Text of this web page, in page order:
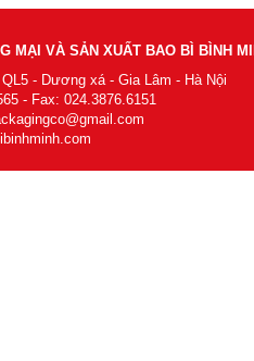
MẠI VÀ SẢN XUẤT BAO BÌ BÌNH
- Dương xá - Gia Lâm - Hà Nội
- Fax: 024.3876.6151